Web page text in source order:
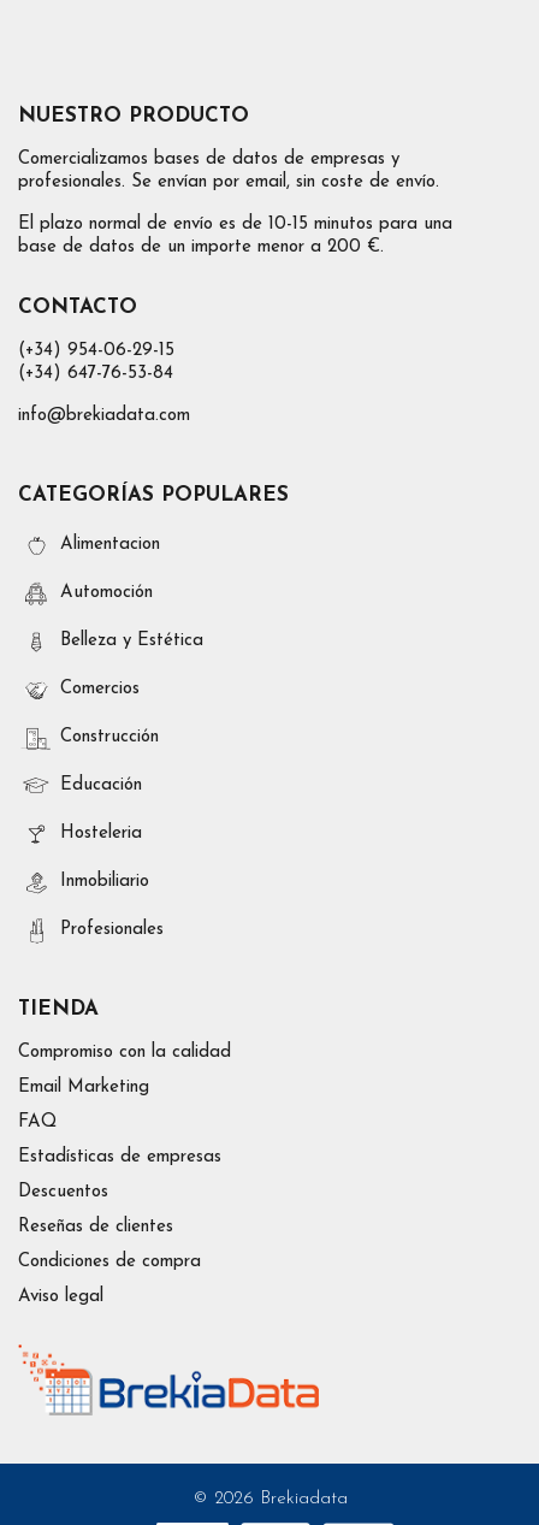
NUESTRO PRODUCTO
Comercializamos bases de datos de empresas y
profesionales. Se envían por email, sin coste de envío.
El plazo normal de envío es de 10-15 minutos para una
base de datos de un importe menor a 200 €.
CONTACTO
(+34) 954-06-29-15
(+34) 647-76-53-84
info@brekiadata.com
CATEGORÍAS POPULARES
Alimentacion
Automoción
Belleza y Estética
Comercios
Construcción
Educación
Hosteleria
Inmobiliario
Profesionales
TIENDA
Compromiso con la calidad
Email Marketing
FAQ
Estadísticas de empresas
Descuentos
Reseñas de clientes
Condiciones de compra
Aviso legal
© 2026 Brekiadata